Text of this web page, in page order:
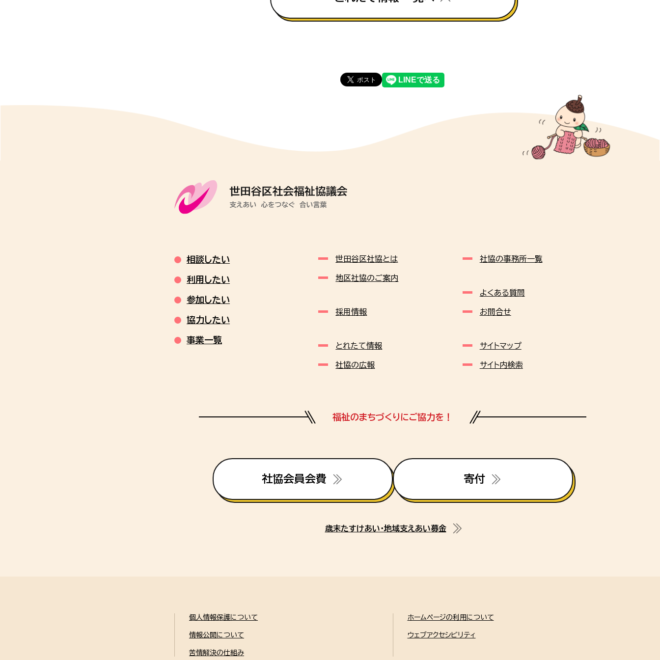
相談したい
利用したい
参加したい
協力したい
事業一覧
世田谷区社協とは
地区社協のご案内
採用情報
とれたて情報
社協の広報
社協の事務所一覧
よくある質問
お問合せ
サイトマップ
サイト内検索
福祉のまちづくりにご協力を！
社協会員会費 寄付
歳末たすけあい・地域支えあい募金
個人情報保護について
情報公開について
苦情解決の仕組み
ホームページの利用について
ウェブアクセシビリティ